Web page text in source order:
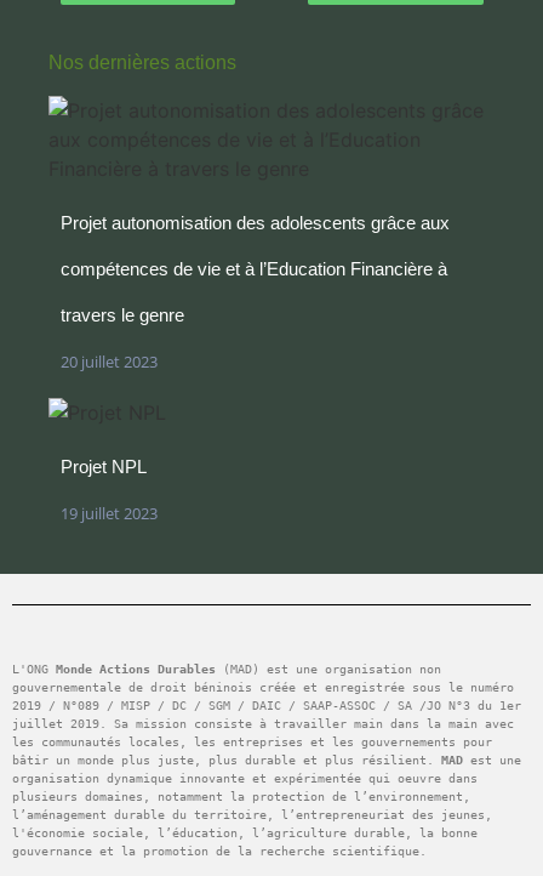
Nos dernières actions
Projet autonomisation des adolescents grâce aux
compétences de vie et à l’Education Financière à
travers le genre
20 juillet 2023
Projet NPL
19 juillet 2023
L'ONG Monde Actions Durables (MAD) est une organisation non
gouvernementale de droit béninois créée et enregistrée sous le numéro
2019 / N°089 / MISP / DC / SGM / DAIC / SAAP-ASSOC / SA /JO N°3 du 1er
juillet 2019. Sa mission consiste à travailler main dans la main avec
les communautés locales, les entreprises et les gouvernements pour
bâtir un monde plus juste, plus durable et plus résilient. MAD est une
organisation dynamique innovante et expérimentée qui oeuvre dans
plusieurs domaines, notamment la protection de l’environnement,
l’aménagement durable du territoire, l’entrepreneuriat des jeunes,
l'économie sociale, l’éducation, l’agriculture durable, la bonne
gouvernance et la promotion de la recherche scientifique.